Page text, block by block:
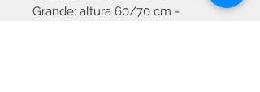
Grande: altura 60/70 cm -